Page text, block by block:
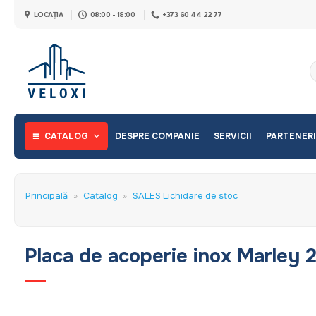
LOCAȚIA 08:00 - 18:00 +373 60 44 22 77
CATALOG DESPRE COMPANIE SERVICII PARTENERI
Principală » Catalog » SALES Lichidare de stoc
Placa de acoperie inox Marley